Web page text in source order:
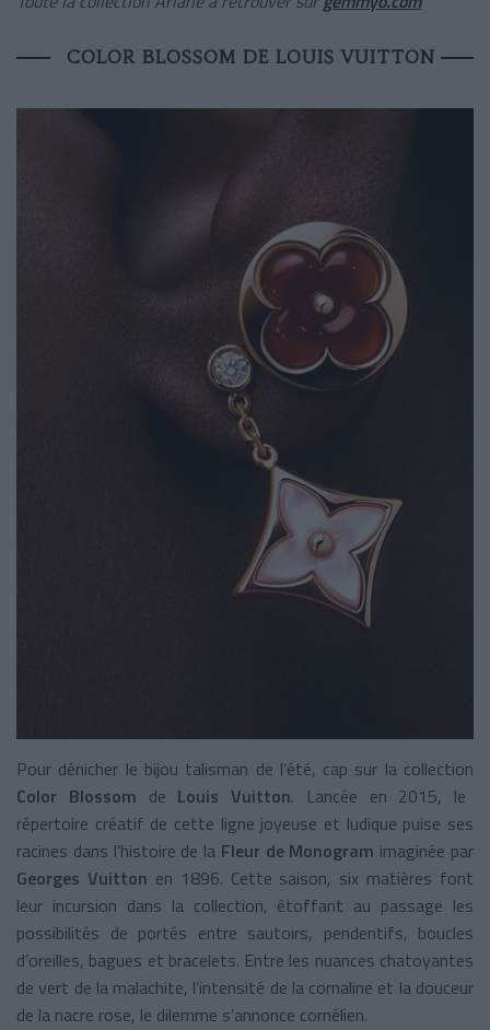
COLOR BLOSSOM DE LOUIS VUITTON
Pour dénicher le bijou talisman de l’été, cap sur la collection
Color Blossom de Louis Vuitton. Lancée en 2015, le
répertoire créatif de cette ligne joyeuse et ludique puise ses
racines dans l’histoire de la Fleur de Monogram imaginée par
Georges Vuitton en 1896. Cette saison, six matières font
leur incursion dans la collection, étoffant au passage les
possibilités de portés entre sautoirs, pendentifs, boucles
d’oreilles, bagues et bracelets. Entre les nuances chatoyantes
de vert de la malachite, l’intensité de la cornaline et la douceur
de la nacre rose, le dilemme s’annonce cornélien.